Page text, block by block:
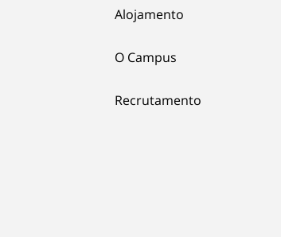
Alojamento
O Campus
Recrutamento